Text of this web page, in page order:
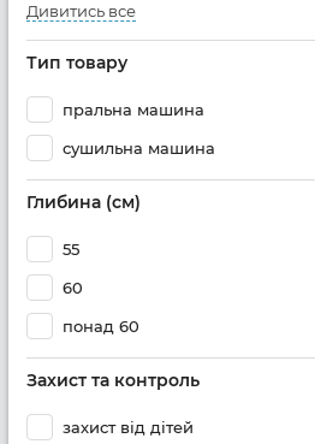
Дивитись все
Тип товару
пральна машина
сушильна машина
Глибина (см)
55
60
понад 60
Захист та контроль
захист від дітей